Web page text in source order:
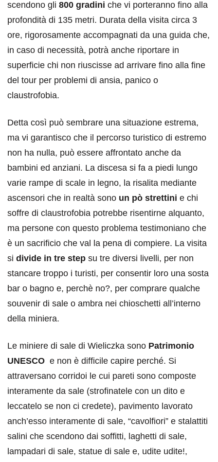
scendono gli 800 gradini che vi porteranno fino alla
profondità di 135 metri. Durata della visita circa 3
ore, rigorosamente accompagnati da una guida che,
in caso di necessità, potrà anche riportare in
superficie chi non riuscisse ad arrivare fino alla fine
del tour per problemi di ansia, panico o
claustrofobia.
Detta così può sembrare una situazione estrema,
ma vi garantisco che il percorso turistico di estremo
non ha nulla, può essere affrontato anche da
bambini ed anziani. La discesa si fa a piedi lungo
varie rampe di scale in legno, la risalita mediante
ascensori che in realtà sono un pò strettini e chi
soffre di claustrofobia potrebbe risentirne alquanto,
ma persone con questo problema testimoniano che
è un sacrificio che val la pena di compiere. La visita
si divide in tre step su tre diversi livelli, per non
stancare troppo i turisti, per consentir loro una sosta
bar o bagno e, perchè no?, per comprare qualche
souvenir di sale o ambra nei chioschetti all’interno
della miniera.
Le miniere di sale di Wieliczka sono Patrimonio
UNESCO e non è difficile capire perché. Si
attraversano corridoi le cui pareti sono composte
interamente da sale (strofinatele con un dito e
leccatelo se non ci credete), pavimento lavorato
anch’esso interamente di sale, “cavolfiori” e stalattiti
salini che scendono dai soffitti, laghetti di sale,
lampadari di sale, statue di sale e, udite udite!,